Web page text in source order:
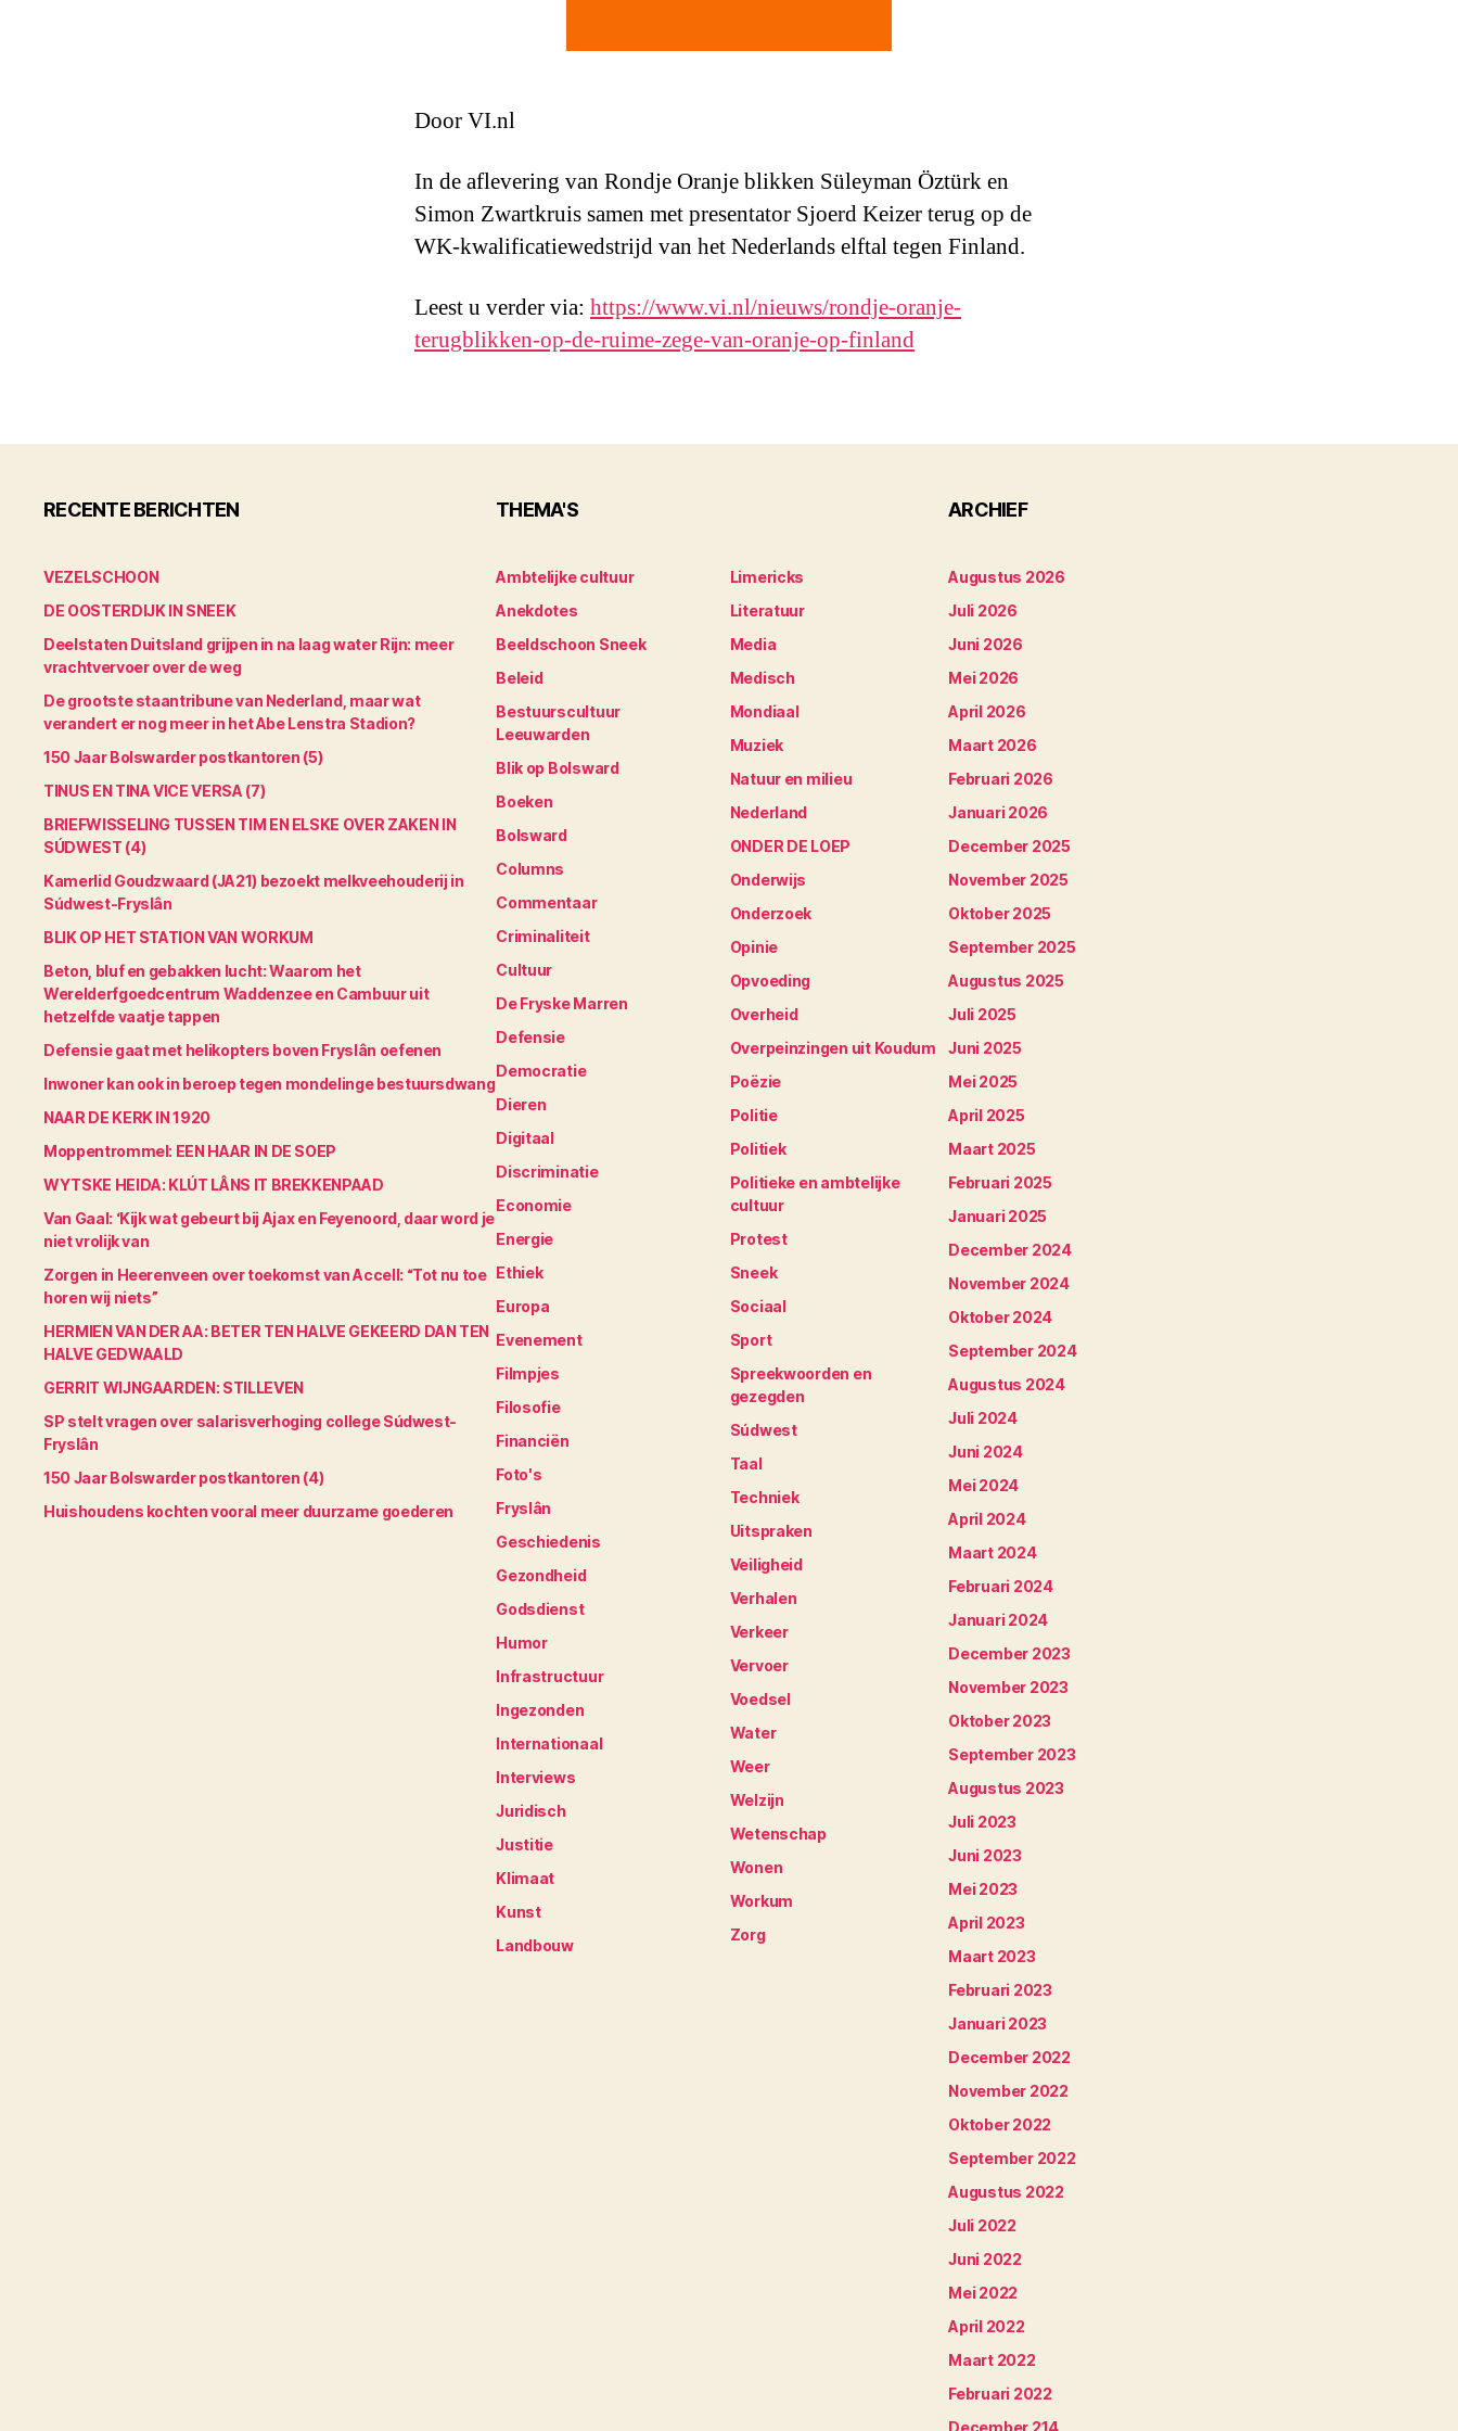
Door VI.nl
In de aflevering van Rondje Oranje blikken Süleyman Öztürk en
Simon Zwartkruis samen met presentator Sjoerd Keizer terug op de
WK-kwalificatiewedstrijd van het Nederlands elftal tegen Finland.
Leest u verder via: https://www.vi.nl/nieuws/rondje-oranje-
terugblikken-op-de-ruime-zege-van-oranje-op-finland
RECENTE BERICHTEN
VEZELSCHOON
DE OOSTERDIJK IN SNEEK
Deelstaten Duitsland grijpen in na laag water Rijn: meer
vrachtvervoer over de weg
De grootste staantribune van Nederland, maar wat
verandert er nog meer in het Abe Lenstra Stadion?
150 Jaar Bolswarder postkantoren (5)
TINUS EN TINA VICE VERSA (7)
BRIEFWISSELING TUSSEN TIM EN ELSKE OVER ZAKEN IN
SÚDWEST (4)
Kamerlid Goudzwaard (JA21) bezoekt melkveehouderij in
Súdwest-Fryslân
BLIK OP HET STATION VAN WORKUM
Beton, bluf en gebakken lucht: Waarom het
Werelderfgoedcentrum Waddenzee en Cambuur uit
hetzelfde vaatje tappen
Defensie gaat met helikopters boven Fryslân oefenen
Inwoner kan ook in beroep tegen mondelinge bestuursdwang
NAAR DE KERK IN 1920
Moppentrommel: EEN HAAR IN DE SOEP
WYTSKE HEIDA: KLÚT LÂNS IT BREKKENPAAD
Van Gaal: ‘Kijk wat gebeurt bij Ajax en Feyenoord, daar word je
niet vrolijk van
Zorgen in Heerenveen over toekomst van Accell: “Tot nu toe
horen wij niets”
HERMIEN VAN DER AA: BETER TEN HALVE GEKEERD DAN TEN
HALVE GEDWAALD
GERRIT WIJNGAARDEN: STILLEVEN
SP stelt vragen over salarisverhoging college Súdwest-
Fryslân
150 Jaar Bolswarder postkantoren (4)
Huishoudens kochten vooral meer duurzame goederen
THEMA'S
Ambtelijke cultuur
Anekdotes
Beeldschoon Sneek
Beleid
Bestuurscultuur
Leeuwarden
Blik op Bolsward
Boeken
Bolsward
Columns
Commentaar
Criminaliteit
Cultuur
De Fryske Marren
Defensie
Democratie
Dieren
Digitaal
Discriminatie
Economie
Energie
Ethiek
Europa
Evenement
Filmpjes
Filosofie
Financiën
Foto's
Fryslân
Geschiedenis
Gezondheid
Godsdienst
Humor
Infrastructuur
Ingezonden
Internationaal
Interviews
Juridisch
Justitie
Klimaat
Kunst
Landbouw
Limericks
Literatuur
Media
Medisch
Mondiaal
Muziek
Natuur en milieu
Nederland
ONDER DE LOEP
Onderwijs
Onderzoek
Opinie
Opvoeding
Overheid
Overpeinzingen uit Koudum
Poëzie
Politie
Politiek
Politieke en ambtelijke
cultuur
Protest
Sneek
Sociaal
Sport
Spreekwoorden en
gezegden
Súdwest
Taal
Techniek
Uitspraken
Veiligheid
Verhalen
Verkeer
Vervoer
Voedsel
Water
Weer
Welzijn
Wetenschap
Wonen
Workum
Zorg
ARCHIEF
Augustus 2026
Juli 2026
Juni 2026
Mei 2026
April 2026
Maart 2026
Februari 2026
Januari 2026
December 2025
November 2025
Oktober 2025
September 2025
Augustus 2025
Juli 2025
Juni 2025
Mei 2025
April 2025
Maart 2025
Februari 2025
Januari 2025
December 2024
November 2024
Oktober 2024
September 2024
Augustus 2024
Juli 2024
Juni 2024
Mei 2024
April 2024
Maart 2024
Februari 2024
Januari 2024
December 2023
November 2023
Oktober 2023
September 2023
Augustus 2023
Juli 2023
Juni 2023
Mei 2023
April 2023
Maart 2023
Februari 2023
Januari 2023
December 2022
November 2022
Oktober 2022
September 2022
Augustus 2022
Juli 2022
Juni 2022
Mei 2022
April 2022
Maart 2022
Februari 2022
December 214